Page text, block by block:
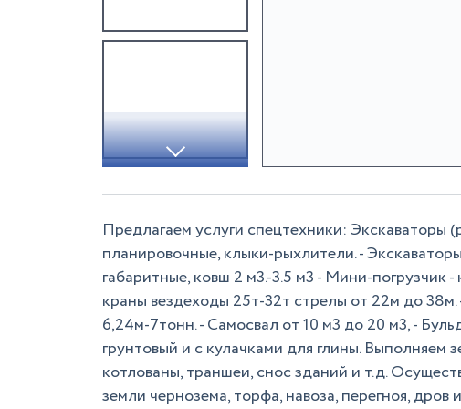
Предлагаем услуги спецтехники:
планировочные, клыки-рыхлители. -
габаритные, ковш 2 м3.-3.5 м3 - Мини-погрузчик
краны вездеходы 25т-32т стрелы от 22м до
6,24м-7тонн. - Самосвал от 10 м3 до 20 м3, -
грунтовый и с кулачками для глины. Выполняем
котлованы, траншеи, снос зданий и т.д.
земли чернозема, торфа, навоза, перегноя,